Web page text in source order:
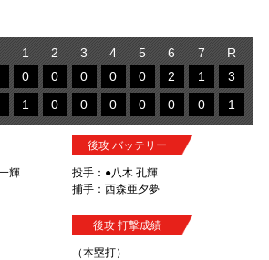
1 2 3 4 5 6 7
R
0 0 0 0 0 2 1
3
1 0 0 0 0 0 0 1
輝
後攻 バッテリー
投手：●八木 孔輝
捕手：西森亜夕夢
後攻 打撃成績
（本塁打）